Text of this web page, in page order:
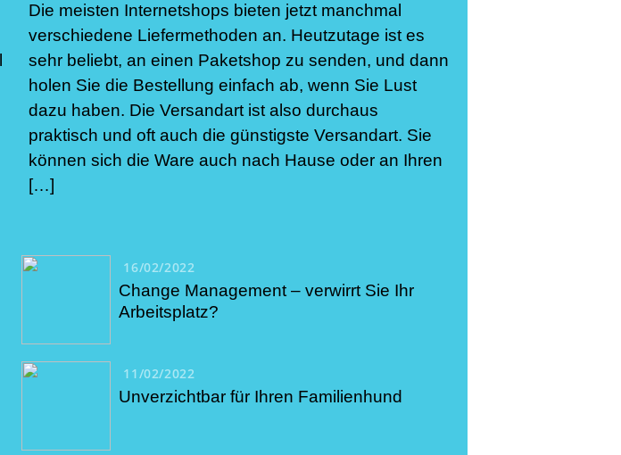
Die meisten Internetshops bieten jetzt manchmal
verschiedene Liefermethoden an. Heutzutage ist es
sehr beliebt, an einen Paketshop zu senden, und dann
holen Sie die Bestellung einfach ab, wenn Sie Lust
dazu haben. Die Versandart ist also durchaus
praktisch und oft auch die günstigste Versandart. Sie
können sich die Ware auch nach Hause oder an Ihren
[…]
16/02/2022
Change Management – verwirrt Sie Ihr
Arbeitsplatz?
11/02/2022
Unverzichtbar für Ihren Familienhund